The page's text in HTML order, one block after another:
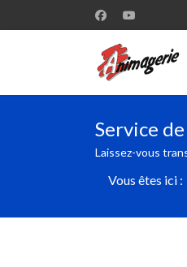
Service
Laissez-vous
Vous êtes ici :